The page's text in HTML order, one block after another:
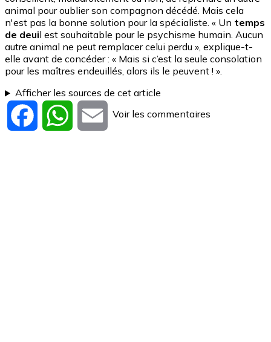
animal pour oublier son compagnon décédé. Mais cela
n'est pas la bonne solution pour la spécialiste. « Un temps
de deuil est souhaitable pour le psychisme humain. Aucun
autre animal ne peut remplacer celui perdu », explique-t-
elle avant de concéder : « Mais si c’est la seule consolation
pour les maîtres endeuillés, alors ils le peuvent ! ».
Afficher les sources de cet article
Facebook WhatsApp
Email
Voir les commentaires